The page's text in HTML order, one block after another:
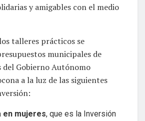
y amigables con el medio
talleres prácticos se
municipales de
del Gobierno Autónomo
a la luz de las siguientes
en mujeres, que es la Inversión